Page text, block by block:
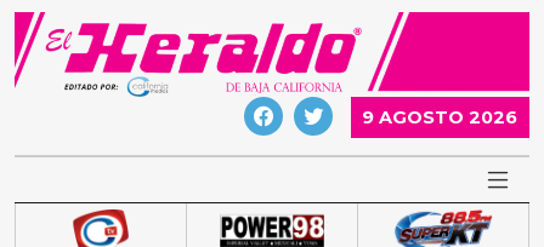
Skip
content
9 AGOSTO 2026